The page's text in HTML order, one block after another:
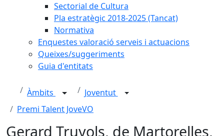
Sectorial de Cultura
Pla estratègic 2018-2025 (Tancat)
Normativa
Enquestes valoració serveis i actuacions
Queixes/suggeriments
Guia d'entitats
Àmbits
Joventut
Premi Talent JoveVO
Gerard Truyols, de Martorelles,